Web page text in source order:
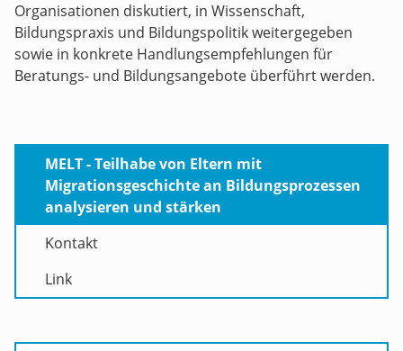
Organisationen diskutiert, in Wissenschaft,
Bildungspraxis und Bildungspolitik weitergegeben
sowie in konkrete Handlungsempfehlungen für
Beratungs- und Bildungsangebote überführt werden.
MELT - Teilhabe von Eltern mit
Migrationsgeschichte an Bildungsprozessen
analysieren und stärken
Kontakt
Link